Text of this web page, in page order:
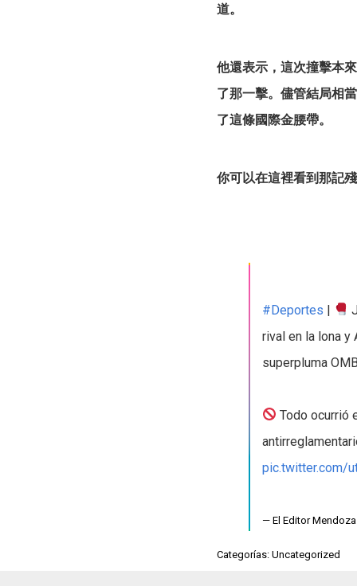
道。
他還表示，這次撞擊本
了那一擊。儘管結局相
了這條國際金腰帶。
你可以在這裡看到那記
#Deportes |
rival en la lona y
superpluma
Todo ocurrió
pic.twitter.com/
— El Editor
Categorías: Uncategorized